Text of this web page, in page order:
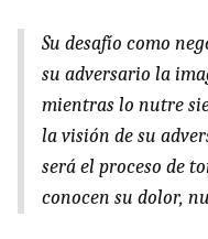
Su desafío como
su adversario la
mientras lo nutre
la visión de su
será el proceso de
conocen su dolor,